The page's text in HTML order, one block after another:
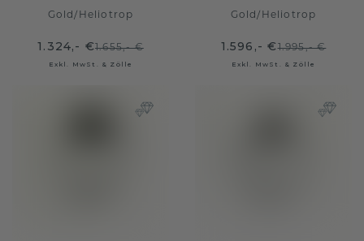
Gold/ Heliotrop
1.324,- €1.655,- €
Exkl. MwSt. & Zölle
Gold/ Heliotrop
1.596,- €1.995,- €
Exkl. MwSt. & Zölle